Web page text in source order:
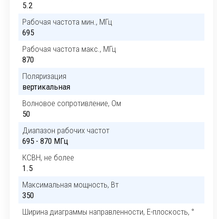
5.2
Рабочая частота мин., МГц
695
Рабочая частота макс., МГц
870
Поляризация
вертикальная
Волновое сопротивление, Ом
50
Диапазон рабочих частот
695 - 870 МГц
КСВН, не более
1.5
Максимальная мощность, Вт
350
Ширина диаграммы направленности, E-плоскость, °